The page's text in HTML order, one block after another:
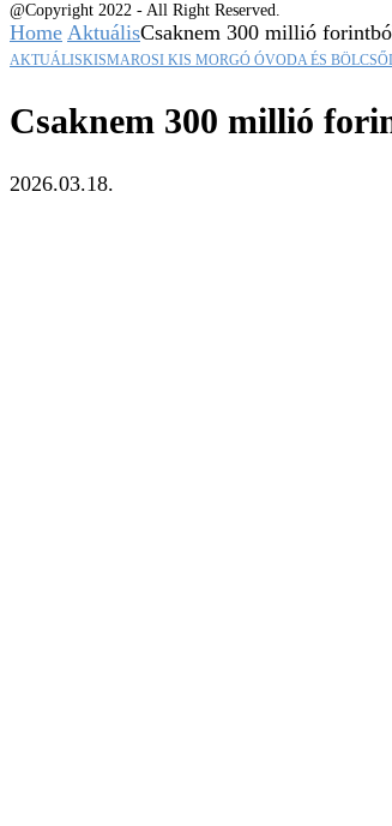
@Copyright 2022 - All Right Reserved.
Home AktuálisCsaknem 300 millió
AKTUÁLISKISMAROSI KIS MORGÓ ÓVODA ÉS
Csaknem 300 millió
2026.03.18.